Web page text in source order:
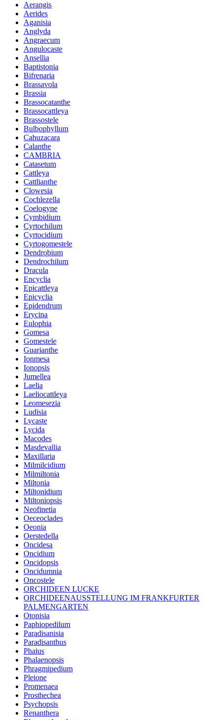
Aerangis
Aerides
Aganisia
Anglyda
Angraecum
Angulocaste
Ansellia
Baptistonia
Bifrenaria
Brassavola
Brassia
Brassocatanthe
Brassocattleya
Brassostele
Bulbophyllum
Cahuzacara
Calanthe
CAMBRIA
Catasetum
Cattleya
Cattlianthe
Clowesia
Cochlezella
Coelogyne
Cymbidium
Cyrtochilum
Cyrtocidium
Cyrtogomestele
Dendrobium
Dendrochilum
Dracula
Encyclia
Epicattleya
Epicyclia
Epidendrum
Erycina
Eulophia
Gomesa
Gomestele
Guarianthe
Ionmesa
Ionopsis
Jumellea
Laelia
Laeliocattleya
Leomesezia
Ludisia
Lycaste
Lycida
Macodes
Masdevallia
Maxillaria
Milmilcidium
Milmiltonia
Miltonia
Miltonidium
Miltoniopsis
Neofinetia
Oeceoclades
Oeonia
Oerstedella
Oncidesa
Oncidium
Oncidopsis
Oncidumnia
Oncostele
ORCHIDEEN LUCKE
ORCHIDEENAUSSTELLUNG IM FRANKFURTER
PALMENGARTEN
Otonisia
Paphiopedilum
Paradisanisia
Paradisanthus
Phaius
Phalaenopsis
Phragmipedium
Pleione
Promenaea
Prosthechea
Psychopsis
Renanthera